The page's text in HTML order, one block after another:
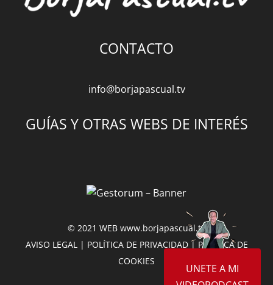
UNETE A MI
CONTACTO
info@borjapascual.tv
GUÍAS Y OTRAS WEBS DE INTERÉS
© 2021 WEB www.borjapascual.tv
AVISO LEGAL | POLÍTICA DE PRIVACIDAD| POLÍTICA DE
COOKIES